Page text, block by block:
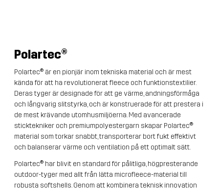
Polartec®
Polartec® är en pionjär inom tekniska material och är mest
kända för att ha revolutionerat fleece och funktions­textilier.
Deras tyger är designade för att ge värme, andningsförmåga
och långvarig slitstyrka, och är konstruerade för att prestera i
de mest krävande utomhusmiljöerna. Med avancerade
sticktekniker och premiumpolyestergarn skapar Polartec®
material som torkar snabbt, transporterar bort fukt effektivt
och balanserar värme och ventilation på ett optimalt sätt.
Polartec® har blivit en standard för pålitliga, högpresterande
outdoor-tyger med allt från lätta microfleece-material till
robusta softshells. Genom att kombinera teknisk innovation